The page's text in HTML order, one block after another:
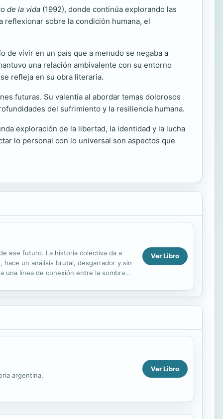
de la vida (1992), donde continúa explorando las
reflexionar sobre la condición humana, el
de vivir en un país que a menudo se negaba a
una relación ambivalente con su entorno
refleja en su obra literaria.
futuras. Su valentía al abordar temas dolorosos
del sufrimiento y la resiliencia humana.
exploración de la libertad, la identidad y la lucha
lo personal con lo universal son aspectos que
ese futuro. La historia colectiva da a
un análisis brutal, desgarrador y sin
una línea de conexión entre la sombra
Ver Libro
argentina.
Ver Libro